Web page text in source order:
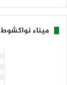
ميناء نواكشوط